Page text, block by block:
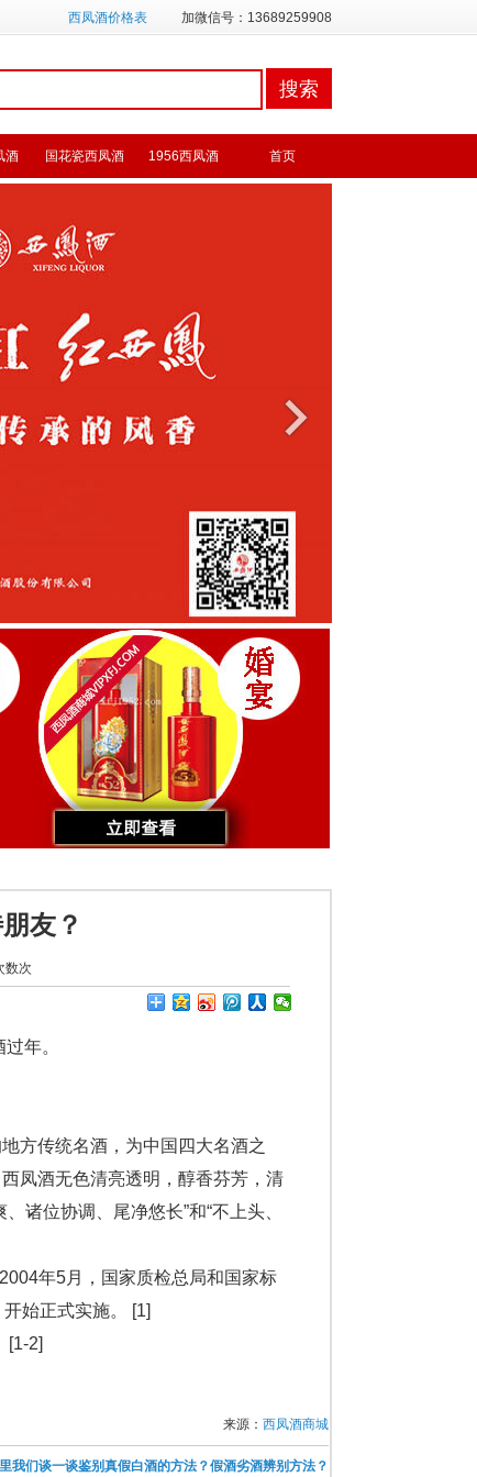
西凤酒价格表 加微信号：13689259908
首页
1956西凤酒
国花瓷西凤酒
酒
友？
数次
年。
方传统名酒，为中国四大名酒之
凤酒无色清亮透明，醇香芬芳，清
诸位协调、尾净悠长”和“不上头、
年5月，国家质检总局和国家标
始正式实施。 [1]
[1-2]
来源： 西凤酒商城
我们谈一谈鉴别真假白酒的方法？假酒劣酒辨别方法？